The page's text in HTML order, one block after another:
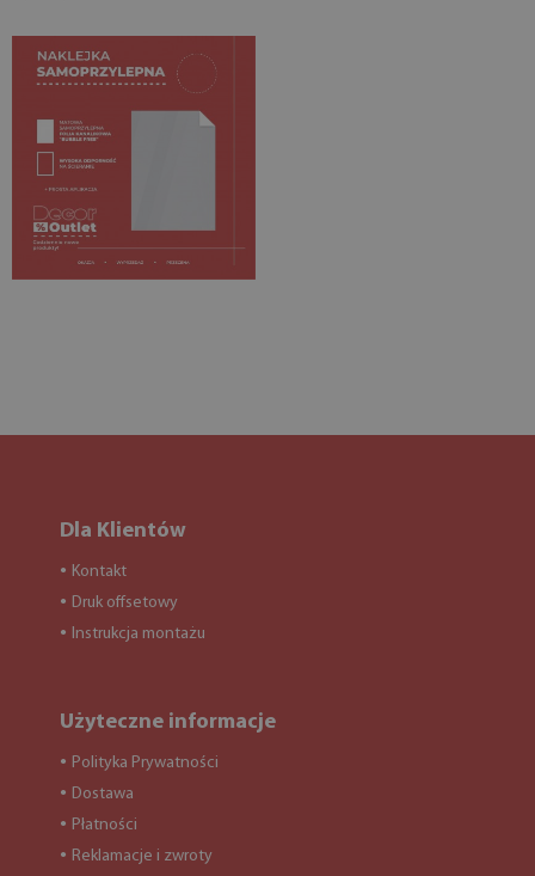
Dla Klientów
● Kontakt
● Druk offsetowy
● Instrukcja montażu
Użyteczne informacje
● Polityka Prywatności
● Dostawa
● Płatności
● Reklamacje i zwroty